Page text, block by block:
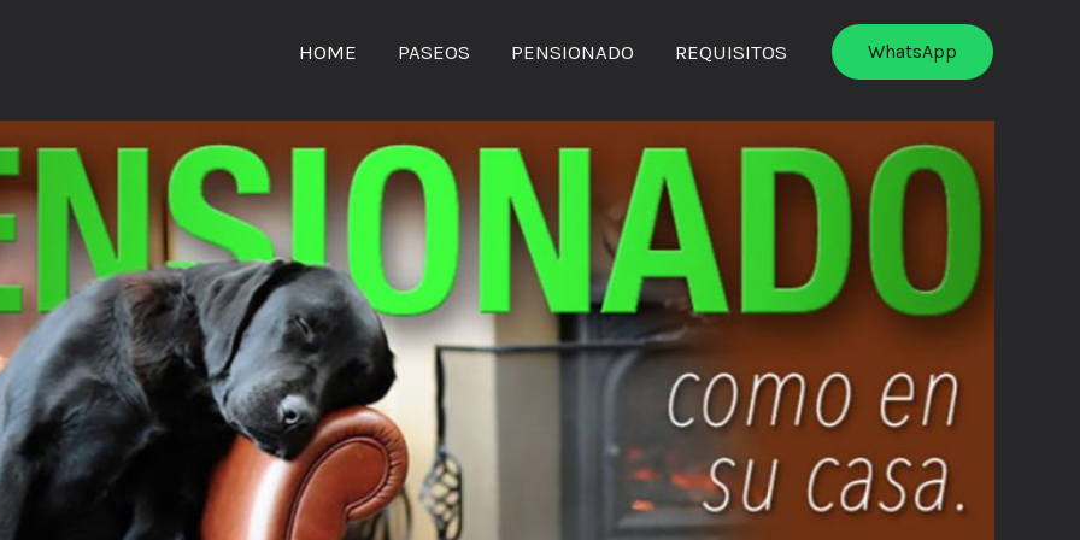
HOME PASEOS PENSIONADO REQUISITOS WhatsApp